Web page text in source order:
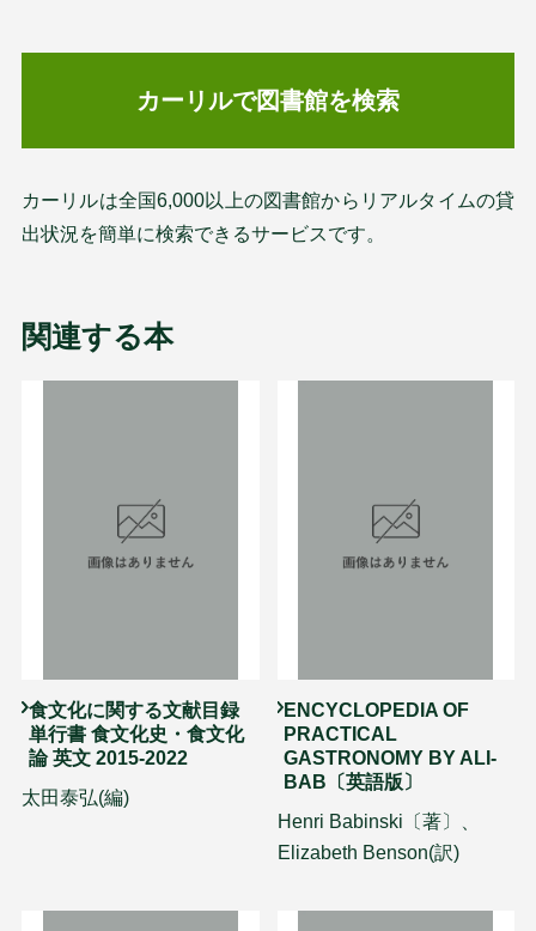
カーリルで図書館を検索
カーリルは全国6,000以上の図書館からリアルタイムの貸
出状況を簡単に検索できるサービスです。
関連する本
食文化に関する文献目録
単行書 食文化史・食文化
論 英文 2015-2022
太田泰弘(編)
ENCYCLOPEDIA OF
PRACTICAL
GASTRONOMY BY ALI-
BAB〔英語版〕
Henri Babinski〔著〕、
Elizabeth Benson(訳)